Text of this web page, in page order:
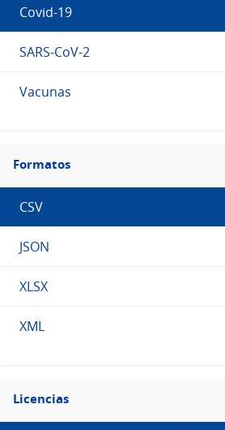
Covid-19
SARS-CoV-2
Vacunas
Filtro
Formatos
Formatos
CSV
JSON
XLSX
XML
Filtro
Licencias
Licencias